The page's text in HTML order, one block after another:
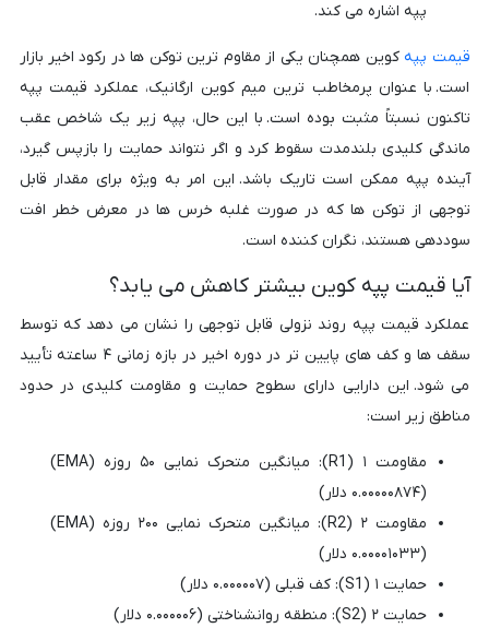
پپه اشاره می کند.
قیمت پپهکوین همچنان یکی از مقاوم ترین توکن ها در رکود اخیر بازار
است. با عنوان پرمخاطب ترین میم کوین ارگانیک، عملکرد قیمت پپه
تاکنون نسبتاً مثبت بوده است. با این حال، پپه زیر یک شاخص عقب
ماندگی کلیدی بلندمدت سقوط کرد و اگر نتواند حمایت را بازپس گیرد،
آینده پپه ممکن است تاریک باشد. این امر به ویژه برای مقدار قابل
توجهی از توکن ها که در صورت غلبه خرس ها در معرض خطر افت
سوددهی هستند، نگران کننده است.
آیا قیمت پپه کوین بیشتر کاهش می یابد؟
عملکرد قیمت پپه روند نزولی قابل توجهی را نشان می دهد که توسط
سقف ها و کف های پایین تر در دوره اخیر در بازه زمانی ۴ ساعته تأیید
می شود. این دارایی دارای سطوح حمایت و مقاومت کلیدی در حدود
مناطق زیر است:
مقاومت ۱ (R1): میانگین متحرک نمایی ۵۰ روزه (EMA)
(۰.۰۰۰۰۰۸۷۴ دلار)
مقاومت ۲ (R2): میانگین متحرک نمایی ۲۰۰ روزه (EMA)
(۰.۰۰۰۰۱۰۳۳ دلار)
حمایت ۱ (S1): کف قبلی (۰.۰۰۰۰۰۷ دلار)
حمایت ۲ (S2): منطقه روانشناختی (۰.۰۰۰۰۰۶ دلار)